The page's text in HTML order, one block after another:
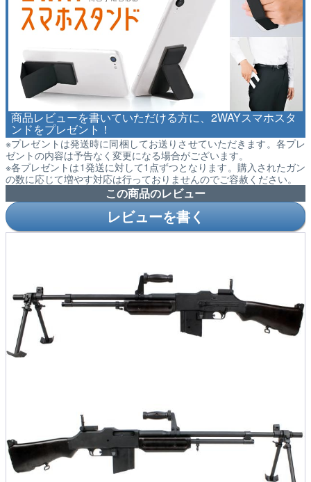
商品レビューを書いていただける方に、2WAYスマホスタ
ンドをプレゼント！
※プレゼントは発送時に同梱してお送りさせていただきます。各プレ
ゼントの内容は予告なく変更になる場合がございます。
※各プレゼントは1発送に対して1点ずつとなります。購入されたガン
の数に応じて増やす対応は行っておりませんのでご容赦ください。
この商品のレビュー
レビューを書く